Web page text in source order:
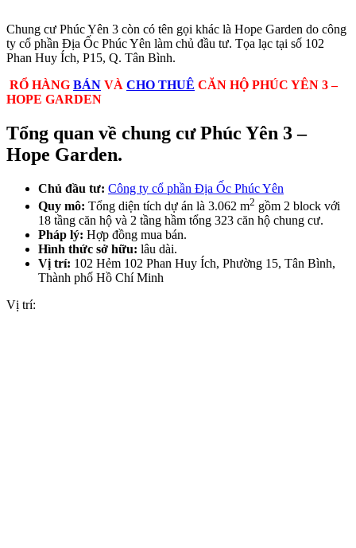
Chung cư Phúc Yên 3 còn có tên gọi khác là Hope Garden do công
ty cổ phần Địa Ốc Phúc Yên làm chủ đầu tư. Tọa lạc tại số 102
Phan Huy Ích, P15, Q. Tân Bình.
RỔ HÀNG BÁN VÀ CHO THUÊ CĂN HỘ PHÚC YÊN 3 –
HOPE GARDEN
Tổng quan về chung cư Phúc Yên 3 –
Hope Garden.
Chủ đầu tư: Công ty cổ phần Địa Ốc Phúc Yên
Quy mô: Tổng diện tích dự án là 3.062 m2 gồm 2 block với
18 tầng căn hộ và 2 tầng hầm tổng 323 căn hộ chung cư.
Pháp lý: Hợp đồng mua bán.
Hình thức sở hữu: lâu dài.
Vị trí: 102 Hẻm 102 Phan Huy Ích, Phường 15, Tân Bình,
Thành phố Hồ Chí Minh
Vị trí: